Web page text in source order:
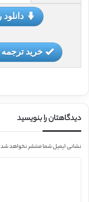
خرید
دیدگاهتان را بنویسید
نشانی ایمیل شما منتشر نخواهد شد.